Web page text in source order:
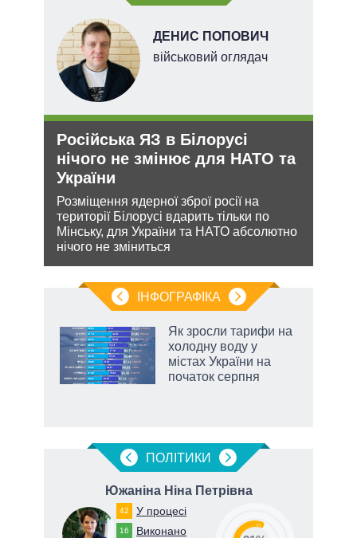
ДЕНИС ПОПОВИЧ
військовий оглядач
Російська ЯЗ в Білорусі
нічого не змінює для НАТО та
України
Розміщення ядерної зброї росії на
території Білорусі вдарить тільки по
Мінську, для України та НАТО абсолютно
нічого не зміниться
ІНФОГРАФІКА
Як зросли тарифи на
холодну воду у
містах України на
початок серпня
ПОЛIТИКИ
Южаніна Ніна Петрівна
42 У процесі
16 Виконано 55